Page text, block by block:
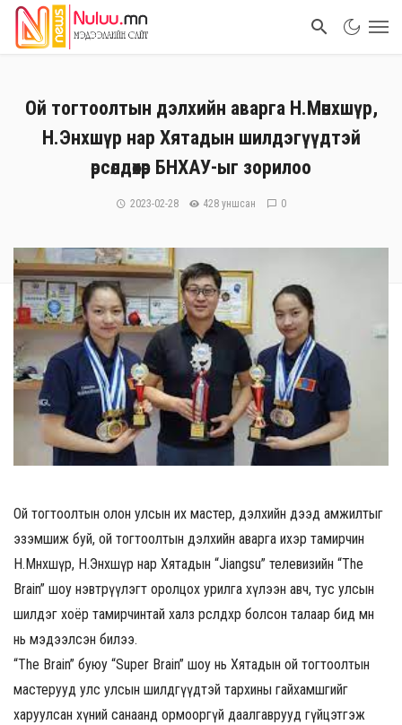
Ой тогтоолтын дэлхийн аварга Н.Мөнхшүр,
Н.Энхшүр нар Хятадын шилдэгүүдтэй
өрсөлдөхөөр БНХАУ-ыг зорилоо
2023-02-28 428 уншсан 0
Ой тогтоолтын олон улсын их мастер, дэлхийн дээд амжилтыг
эзэмшиж буй, ой тогтоолтын дэлхийн аварга ихэр тамирчин
Н.Мөнхшүр, Н.Энхшүр нар Хятадын “Jiangsu” телевизийн “The
Brain” шоу нэвтрүүлэгт оролцох урилга хүлээн авч, тус улсын
шилдэг хоёр тамирчинтай халз өрсөлдөхөөр болсон талаар бид өмнө
нь мэдээлсэн билээ.
“The Brain” буюу “Super Brain” шоу нь Хятадын ой тогтоолтын
мастерууд улс улсын шилдгүүдтэй тархины гайхамшгийг
харуулсан хүний санаанд ормооргүй даалгаврууд гүйцэтгэж